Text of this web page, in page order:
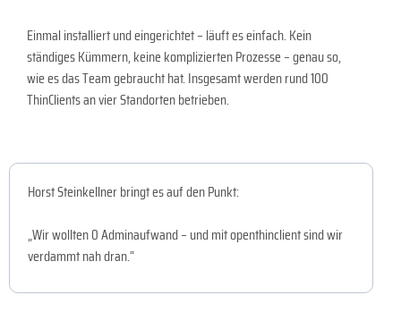
Einmal installiert und eingerichtet – läuft es einfach. Kein
ständiges Kümmern, keine komplizierten Prozesse – genau so,
wie es das Team gebraucht hat. Insgesamt werden rund 100
ThinClients an vier Standorten betrieben.
Horst Steinkellner bringt es auf den Punkt:
„Wir wollten 0 Adminaufwand – und mit openthinclient sind wir
verdammt nah dran.“